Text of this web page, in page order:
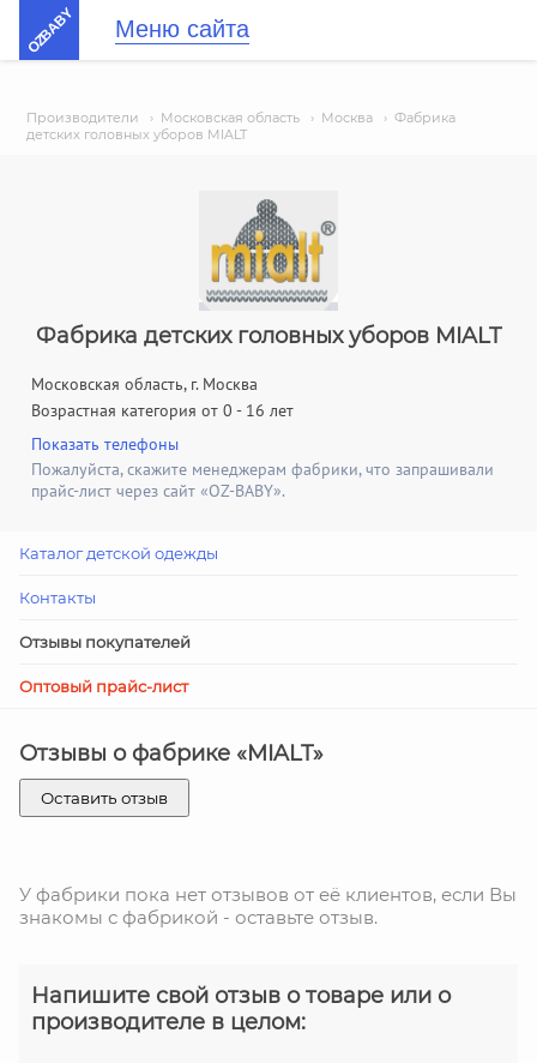
OZBABY Меню сайта
Производители › Московская область › Москва › Фабрика
детских головных уборов MIALT
Фабрика детских головных уборов MIALT
Московская область, г. Москва
Возрастная категория от 0 - 16 лет
Показать телефоны
Пожалуйста, скажите менеджерам фабрики, что запрашивали
прайс-лист через сайт «OZ-BABY».
Каталог детской одежды
Контакты
Отзывы покупателей
Оптовый прайс-лист
Отзывы о фабрике «MIALT»
Оставить отзыв
У фабрики пока нет отзывов от её клиентов, если Вы
знакомы с фабрикой - оставьте отзыв.
Напишите свой отзыв о товаре или о
производителе в целом: